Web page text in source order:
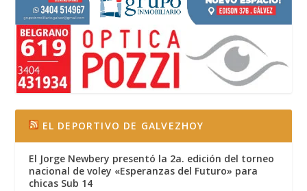
EL DEPORTIVO DE GALVEZHOY
El Jorge Newbery presentó la 2a. edición del torneo
nacional de voley «Esperanzas del Futuro» para
chicas Sub 14